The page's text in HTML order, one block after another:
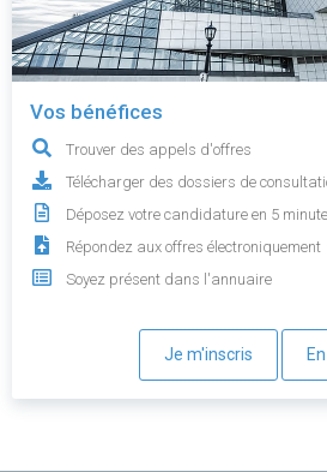
Vos bénéfices
Trouver des appels d'offres
Télécharger des dossiers de
Déposez votre candidature en 5
Répondez aux offres électroniquement
Soyez présent dans l'annuaire
Je m'inscris